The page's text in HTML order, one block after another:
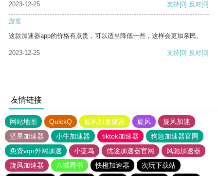
2023-12-25
支持[0] 反对[0]
游客
这款加速器app的价格有点贵，可以适当降低一些，这样会更加亲民。
2023-12-25 支持[0] 反对[0]
友情链接
网站地图 QuickQ 旋风加速度器 旋风
旋风加速
坚果加速器
小牛加速器 tiktok加速器
狗急加速器官网
免费vqn外网加速
小蓝鸟 优途加速器官网
风驰加速器
旋风加速器
八戒看书 快橙加速器 次玩下载站